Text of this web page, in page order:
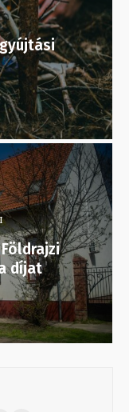
díjat